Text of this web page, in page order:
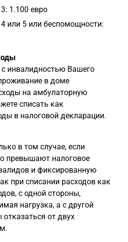
1.100 евро
4 или 5 или беспомощности:
инвалидностью Вашего
в доме
на амбулаторную
списать как
в налоговой декларации.
в том случае, если
превышают налоговое
и фиксированную
при списании расходов как
с одной стороны,
нагрузка, а с другой
от двух